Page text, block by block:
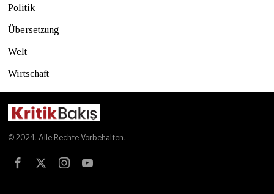
Politik
Übersetzung
Welt
Wirtschaft
© 2024. Alle Rechte Vorbehalten.